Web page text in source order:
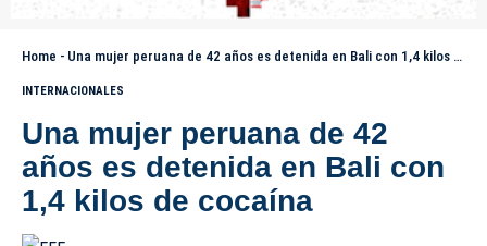
Home - Una mujer peruana de 42 años es detenida en Bali con 1,4 kilos de cocaína
INTERNACIONALES
Una mujer peruana de 42
años es detenida en Bali con
1,4 kilos de cocaína